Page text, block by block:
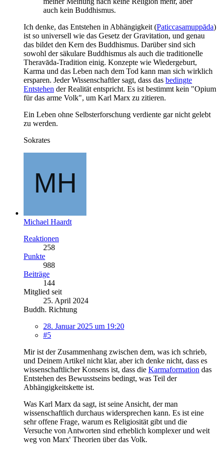
auch kein Buddhismus.
Ich denke, das Entstehen in Abhängigkeit (Paticcasamuppāda)
ist so universell wie das Gesetz der Gravitation, und genau
das bildet den Kern des Buddhismus. Darüber sind sich
sowohl der säkulare Buddhismus als auch die traditionelle
Theravāda-Tradition einig. Konzepte wie Wiedergeburt,
Karma und das Leben nach dem Tod kann man sich wirklich
ersparen. Jeder Wissenschaftler sagt, dass das bedingte
Entstehen der Realität entspricht. Es ist bestimmt kein "Opium
für das arme Volk", um Karl Marx zu zitieren.
Ein Leben ohne Selbsterforschung verdiente gar nicht gelebt
zu werden.
Sokrates
Michael Haardt
Reaktionen
258
Punkte
988
Beiträge
144
Mitglied seit
25. April 2024
Buddh. Richtung
28. Januar 2025 um 19:20
#5
Mir ist der Zusammenhang zwischen dem, was ich schrieb,
und Deinem Artikel nicht klar, aber ich denke nicht, dass es
wissenschaftlicher Konsens ist, dass die Karmaformation das
Entstehen des Bewusstseins bedingt, was Teil der
Abhängigkeitskette ist.
Was Karl Marx da sagt, ist seine Ansicht, der man
wissenschaftlich durchaus widersprechen kann. Es ist eine
sehr offene Frage, warum es Religiosität gibt und die
Versuche von Antworten sind erheblich komplexer und weit
weg von Marx' Theorien über das Volk.